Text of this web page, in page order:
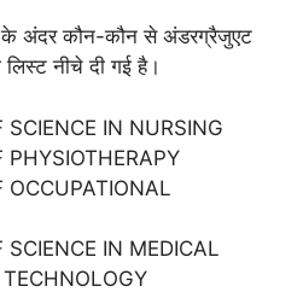
अंदर कौन-कौन से अंडरग्रैजुएट
नीचे दी गई है।
SCIENCE IN NURSING
PHYSIOTHERAPY
OCCUPATIONAL
SCIENCE IN MEDICAL